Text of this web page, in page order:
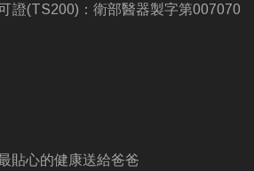
證(TS200)：衛部醫器製字第007070
貼心的健康送給爸爸